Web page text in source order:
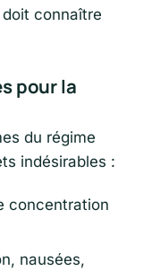
connaître
pour la
du régime
indésirables :
concentration
nausées,